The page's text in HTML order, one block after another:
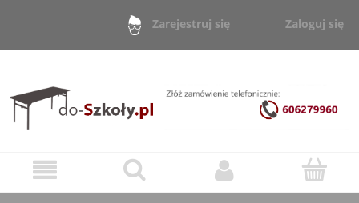
Zarejestruj się Zaloguj się